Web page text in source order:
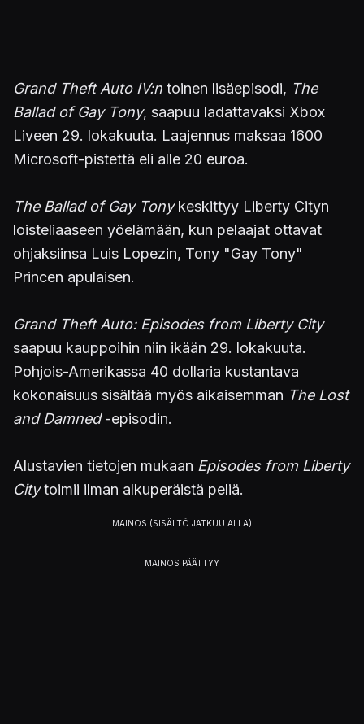
Grand Theft Auto IV:n toinen lisäepisodi, The
Ballad of Gay Tony, saapuu ladattavaksi Xbox
Liveen 29. lokakuuta. Laajennus maksaa 1600
Microsoft-pistettä eli alle 20 euroa.
The Ballad of Gay Tonykeskittyy Liberty Cityn
loisteliaaseen yöelämään, kun pelaajat ottavat
ohjaksiinsa Luis Lopezin, Tony "Gay Tony"
Princen apulaisen.
Grand Theft Auto: Episodes from Liberty City
saapuu kauppoihin niin ikään 29. lokakuuta.
Pohjois-Amerikassa 40 dollaria kustantava
kokonaisuus sisältää myös aikaisemman The Lost
and Damned-episodin.
Alustavien tietojen mukaan Episodes from Liberty
Citytoimii ilman alkuperäistä peliä.